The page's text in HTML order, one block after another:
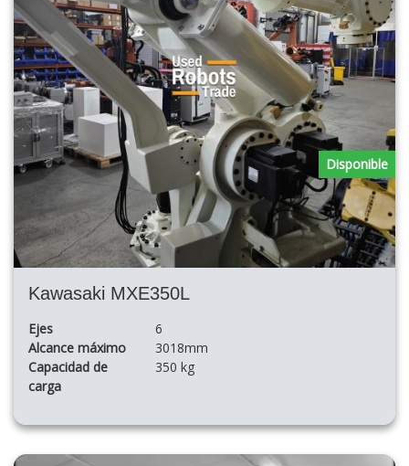
Kawasaki MXE350L
Ejes
6
Alcance máximo
3018mm
Capacidad de
carga
350 kg
Disponible